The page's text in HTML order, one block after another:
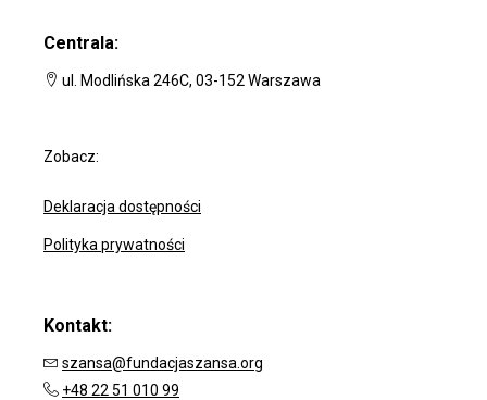
Centrala:
ul. Modlińska 246C, 03-152 Warszawa
Zobacz:
Deklaracja dostępności
Polityka prywatności
Kontakt:
szansa@fundacjaszansa.org
+48 22 51 010 99